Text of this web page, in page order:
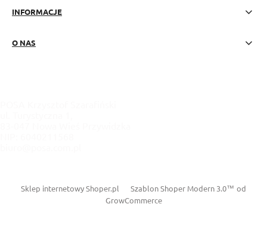
INFORMACJE
O NAS
Sklep internetowy Shoper.pl Szablon Shoper Modern 3.0™ od
GrowCommerce